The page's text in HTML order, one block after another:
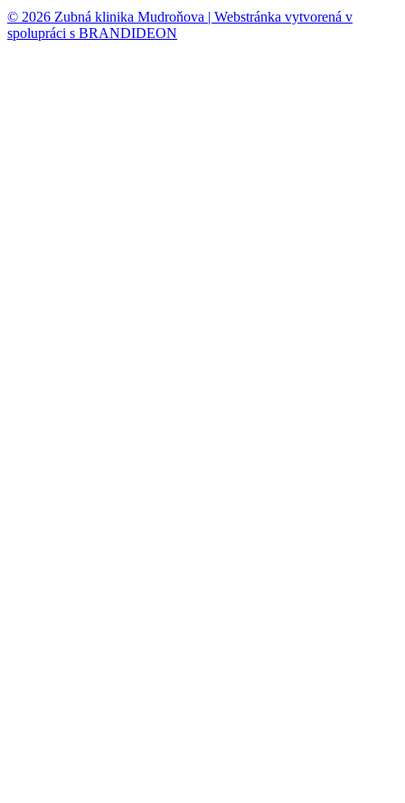
© 2026 Zubná klinika Mudroňova | Webstránka vytvorená v
spolupráci s BRANDIDEON